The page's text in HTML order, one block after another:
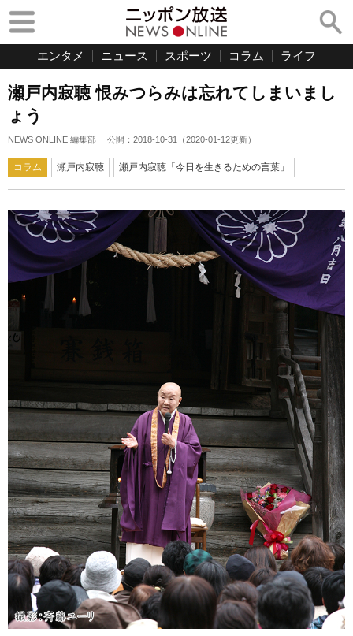
エンタメ ニュース スポーツ コラム ライフ
瀬戸内寂聴 恨みつらみは忘れてしまいまし
ょう
NEWS ONLINE 編集部 公開： 2018-10-31 （2020-01-12更新）
コラム 瀬戸内寂聴 瀬戸内寂聴「今日を生きるための言葉」